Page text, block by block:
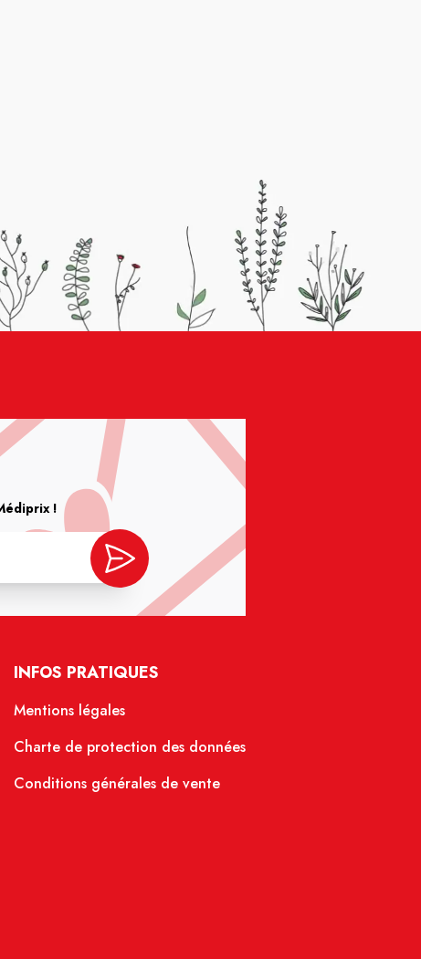
!
INFOS PRATIQUES
Mentions légales
Charte de protection des données
Conditions générales de vente